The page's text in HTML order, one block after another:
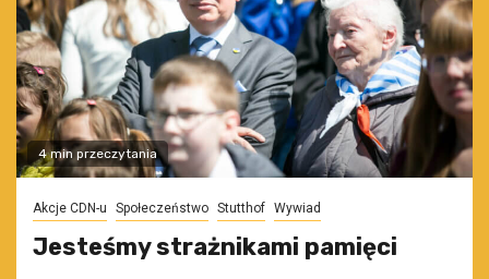
4 min przeczytania
Akcje CDN-u Społeczeństwo Stutthof Wywiad
Jesteśmy strażnikami pamięci